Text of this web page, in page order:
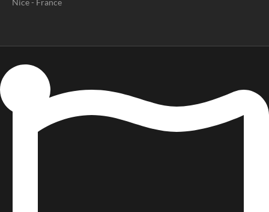
Nice - France